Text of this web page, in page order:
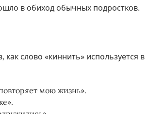
в обиход обычных подростков.
слово «киннить» используется в
мою жизнь».